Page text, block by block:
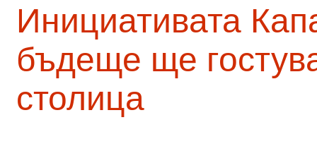
Инициативата
бъдеще ще
столица